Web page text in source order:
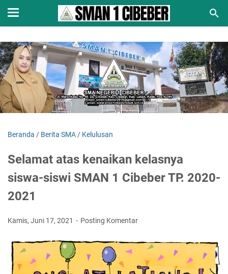
Beranda / Berita SMA / Kelulusan
Selamat atas kenaikan kelasnya
siswa-siswi SMAN 1 Cibeber TP. 2020-
2021
Kamis, Juni 17, 2021 Posting Komentar